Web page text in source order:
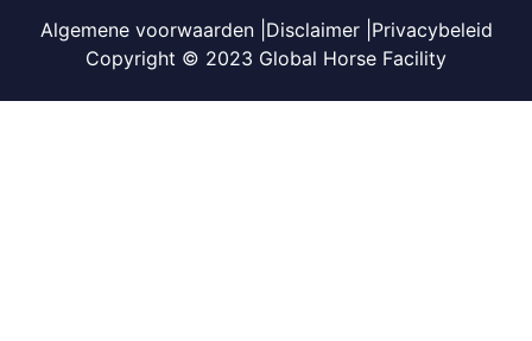
Algemene voorwaarden | Disclaimer | Privacybeleid
Copyright © 2023 Global Horse Facility